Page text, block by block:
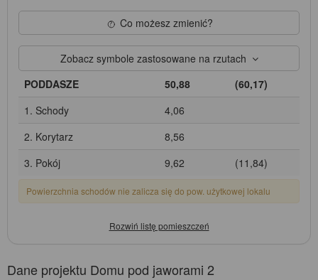
Co możesz zmienić?
Zobacz symbole zastosowane na rzutach
PODDASZE
50,88
(60,17)
1. Schody
4,06
2. Korytarz
8,56
3. Pokój
9,62 (11,84)
Powierzchnia schodów nie zalicza się do pow. użytkowej lokalu
Dane projektu Domu pod jaworami 2